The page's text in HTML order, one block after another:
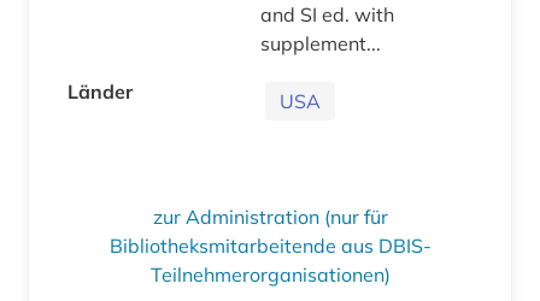
and SI ed. with
supplement...
Länder
USA
zur Administration (nur für
Bibliotheksmitarbeitende aus DBIS-
Teilnehmerorganisationen)